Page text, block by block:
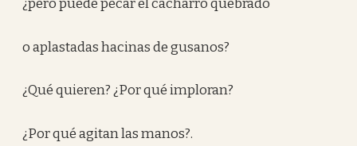
¿pero puede pecar el cacharro quebrado
o aplastadas hacinas de gusanos?
¿Qué quieren? ¿Por qué imploran?
¿Por qué agitan las manos?.